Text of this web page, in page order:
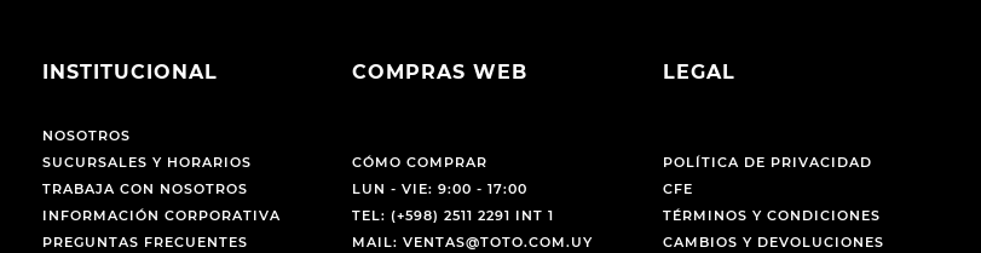
INSTITUCIONAL
NOSOTROS
SUCURSALES Y HORARIOS
TRABAJA CON NOSOTROS
INFORMACIÓN CORPORATIVA
PREGUNTAS FRECUENTES
COMPRAS WEB
CÓMO COMPRAR
LUN - VIE: 9:00 - 17:00
TEL: (+598) 2511 2291 INT 1
MAIL: VENTAS@TOTO.COM.UY
LEGAL
POLÍTICA DE PRIVACIDAD
CFE
TÉRMINOS Y CONDICIONES
CAMBIOS Y DEVOLUCIONES